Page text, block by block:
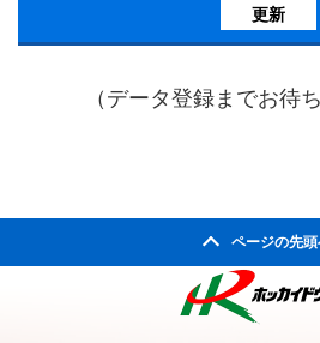
更新
（データ登録までお待
ページの先